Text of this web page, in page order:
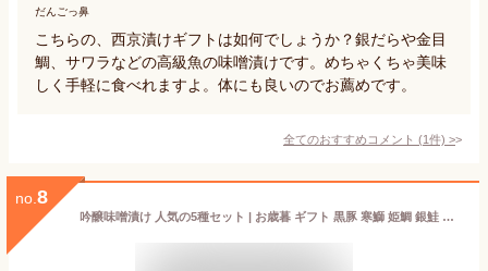
だんごっ鼻
こちらの、西京漬けギフトは如何でしょうか？銀だらや金目
鯛、サワラなどの高級魚の味噌漬けです。めちゃくちゃ美味
しく手軽に食べれますよ。体にも良いのでお薦めです。
全てのおすすめコメント (1件) >
no. 8
吟醸味噌漬け 人気の5種セット | お歳暮 ギフト 黒豚 寒鰤 姫鯛 銀鮭 本鰆 西京漬け 西京焼き 西京焼 ご飯のお供 お惣菜 お弁当 おつまみ プレゼント 吟醸 白みそ 白味噌 味噌漬け 吟醸白みそ こだわり 鹿児島県 京都 宇治 ヤマサン